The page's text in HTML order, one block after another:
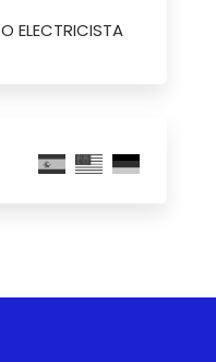
ELECTRICISTA